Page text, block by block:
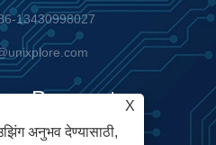
13430998027
Payment
X
अनुभव देण्यासाठी,